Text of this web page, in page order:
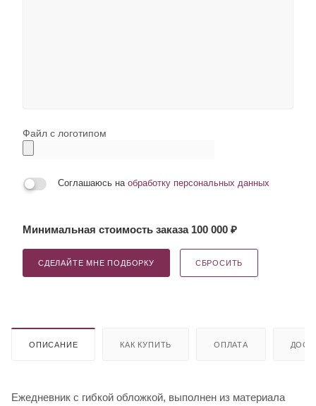
Файл с логотипом
Соглашаюсь на обработку персональных данных
Минимальная стоимость заказа 100 000 ₽
СДЕЛАЙТЕ МНЕ ПОДБОРКУ СБРОСИТЬ
ОПИСАНИЕ КАК КУПИТЬ ОПЛАТА
Ежедневник с гибкой обложкой, выполнен из материала